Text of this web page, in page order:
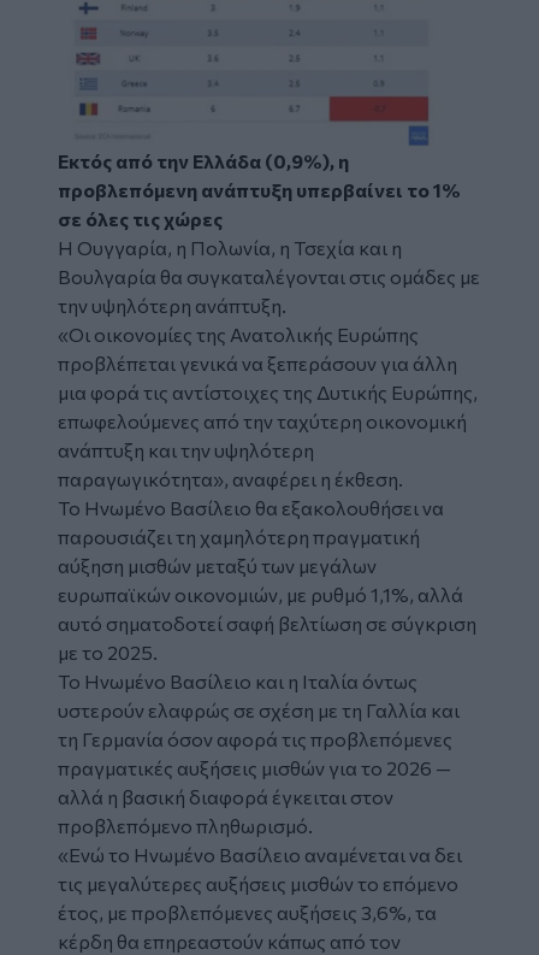
Εκτός από την Ελλάδα (0,9%), η
προβλεπόμενη ανάπτυξη υπερβαίνει το 1%
σε όλες τις χώρες
Η Ουγγαρία, η Πολωνία, η Τσεχία και η
Βουλγαρία θα συγκαταλέγονται στις ομάδες με
την υψηλότερη ανάπτυξη.
«Οι οικονομίες της Ανατολικής Ευρώπης
προβλέπεται γενικά να ξεπεράσουν για άλλη
μια φορά τις αντίστοιχες της Δυτικής Ευρώπης,
επωφελούμενες από την ταχύτερη οικονομική
ανάπτυξη και την υψηλότερη
παραγωγικότητα», αναφέρει η έκθεση.
Το Ηνωμένο Βασίλειο θα εξακολουθήσει να
παρουσιάζει τη χαμηλότερη πραγματική
αύξηση μισθών μεταξύ των μεγάλων
ευρωπαϊκών οικονομιών, με ρυθμό 1,1%, αλλά
αυτό σηματοδοτεί σαφή βελτίωση σε σύγκριση
με το 2025.
Το Ηνωμένο Βασίλειο και η Ιταλία όντως
υστερούν ελαφρώς σε σχέση με τη Γαλλία και
τη Γερμανία όσον αφορά τις προβλεπόμενες
πραγματικές αυξήσεις μισθών για το 2026 —
αλλά η βασική διαφορά έγκειται στον
προβλεπόμενο πληθωρισμό.
«Ενώ το Ηνωμένο Βασίλειο αναμένεται να δει
τις μεγαλύτερες αυξήσεις μισθών το επόμενο
έτος, με προβλεπόμενες αυξήσεις 3,6%, τα
κέρδη θα επηρεαστούν κάπως από τον